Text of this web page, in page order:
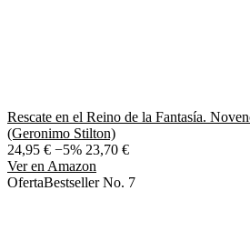
Rescate en el Reino de la Fantasía.
(Geronimo Stilton)
24,95 € −5% 23,70 €
Ver en Amazon
OfertaBestseller No. 7